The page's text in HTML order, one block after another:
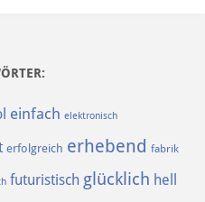
einfach elektronisch
erfolgreich erhebend fabrik
futuristisch glücklich hell